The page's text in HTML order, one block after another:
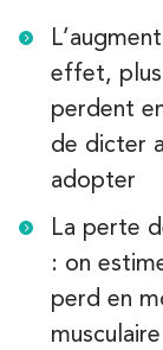
effet, plus
perdent
de dicter
adopter
La perte
: on
perd en
PRENEZ
PRENEZ
IK Paris
1
1
01